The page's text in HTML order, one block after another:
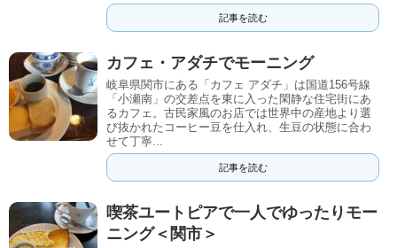
記事を読む
カフェ・アダチでモーニング
岐阜県関市にある「カフェ アダチ」は国道156号線
「小瀬南」の交差点を東に入った閑静な住宅街にあ
るカフェ。古民家風のお店では世界中の産地より選
び抜かれたコーヒー豆を仕入れ、生豆の状態に合わ
せて丁寧...
記事を読む
喫茶ユートピアで一人でゆったりモー
ニング＜関市＞